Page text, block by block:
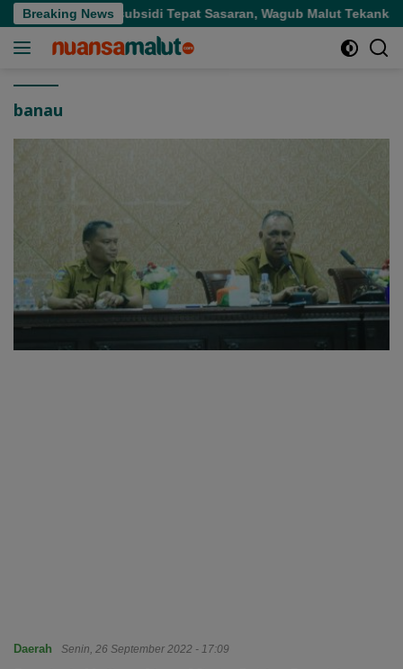
Langsung
ke
Breaking News
Pupuk Bersubsidi Tepat Sasaran, Wagub Malut Tekankan
banau
Daerah Senin, 26 September 2022 - 17:09